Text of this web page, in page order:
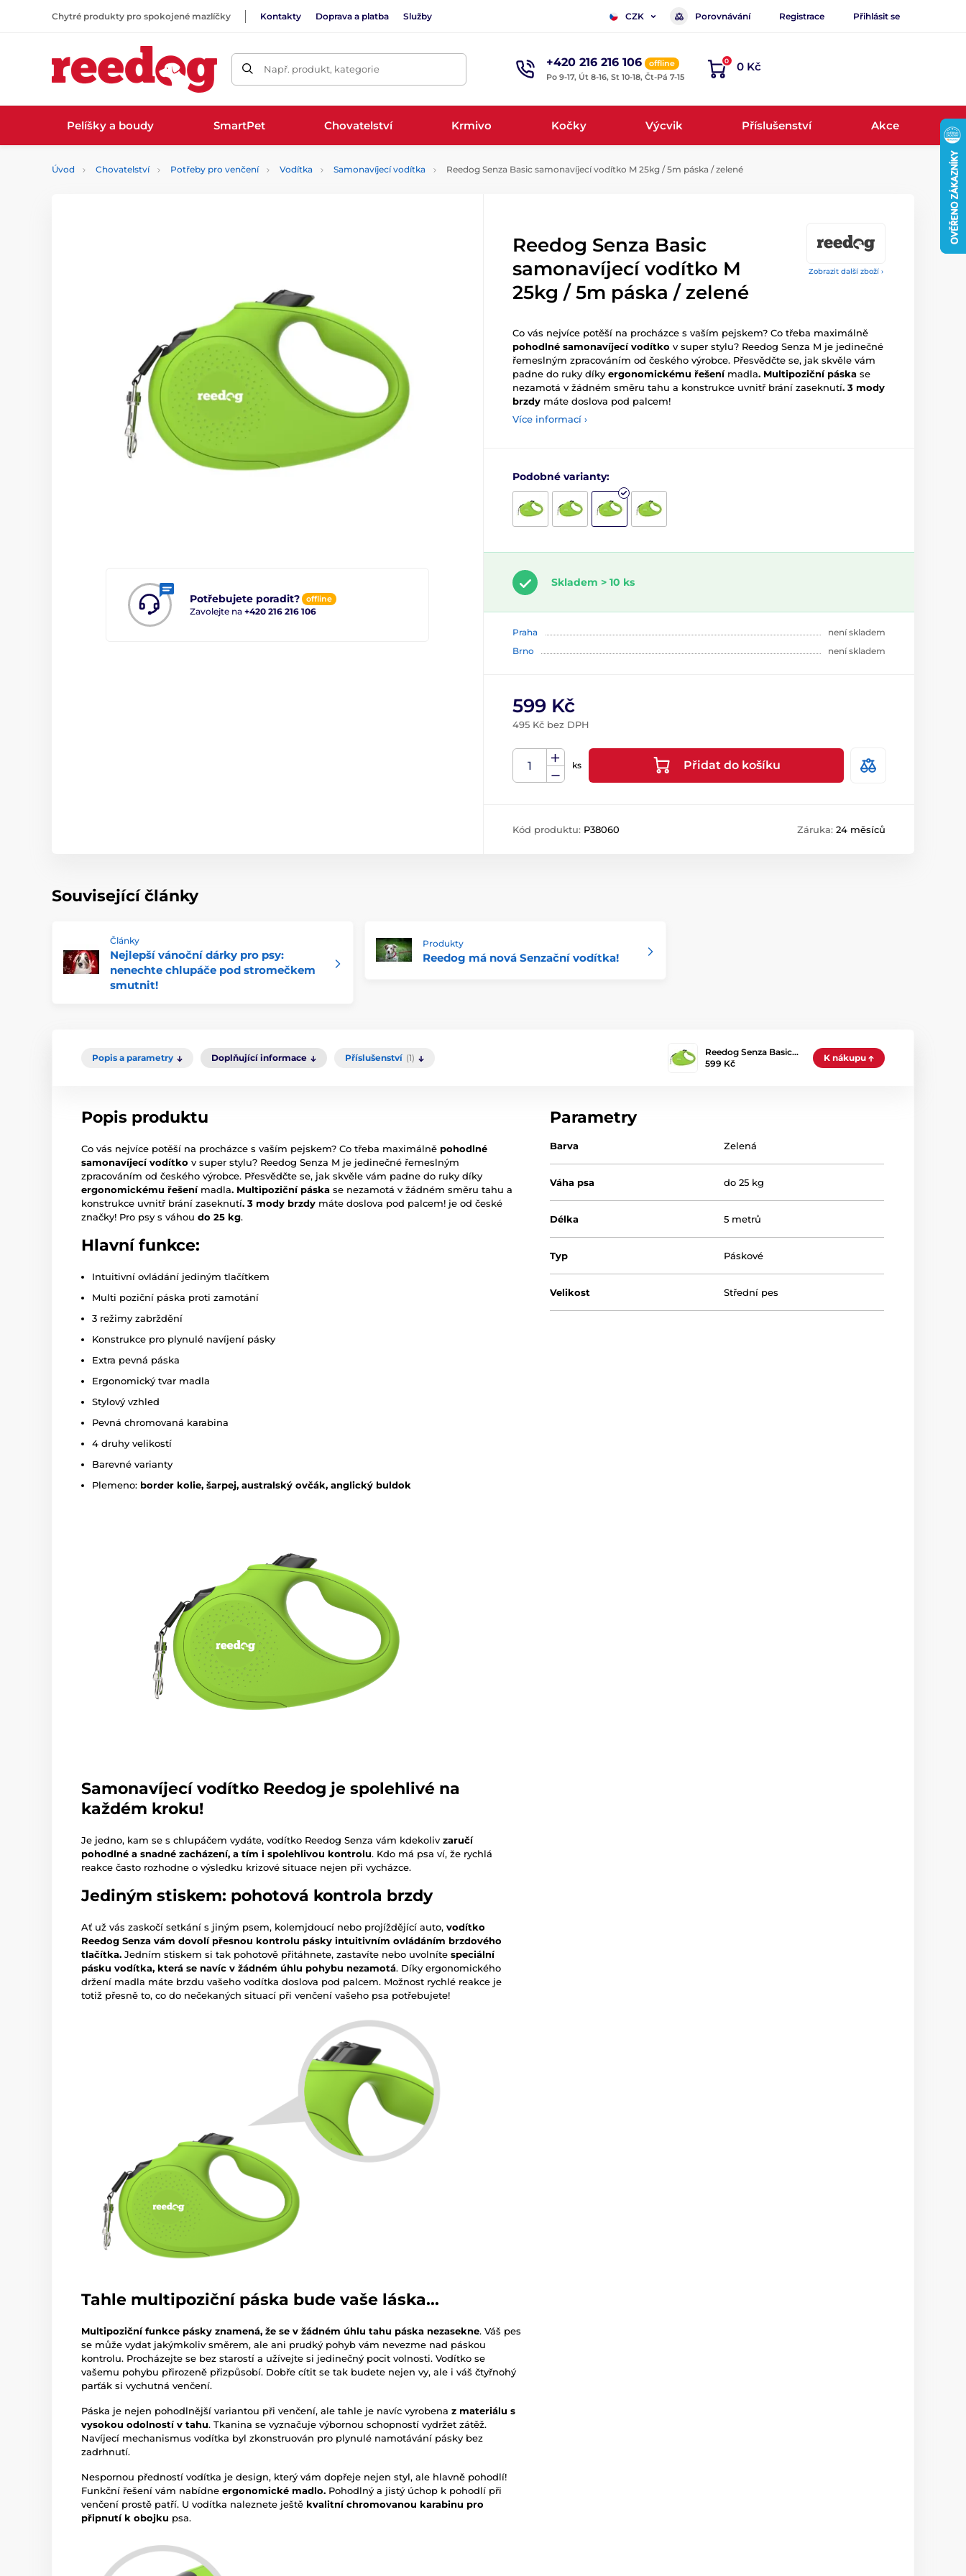
Chytré produkty pro spokojené mazlíčky Kontakty Doprava a platba Služby CZK Porovnávání Registrace Přihlásit se
Např. produkt, kategorie +420 216 216 106
offline
Po 9-17, Út 8-16, St 10-18, Čt-Pá 7-15
0 0 Kč
Pelíšky a boudy SmartPet Chovatelství Krmivo Kočky Výcvik Příslušenství Akce
Úvod Chovatelství Potřeby pro venčení Vodítka Samonavíjecí vodítka Reedog Senza Basic samonavíjecí vodítko M 25kg / 5m páska / zelené
Zobrazit další zboží ›
Potřebujete poradit? offline
Zavolejte na +420 216 216 106
Reedog Senza Basic
samonavíjecí vodítko M
25kg / 5m páska / zelené
Co vás nejvíce potěší na procházce s vaším pejskem? Co třeba maximálně
pohodlné samonavíjecí vodítko v super stylu? Reedog Senza M je jedinečné
řemeslným zpracováním od českého výrobce. Přesvědčte se, jak skvěle vám
padne do ruky díky ergonomickému řešenímadla. Multipoziční páska se
nezamotá v žádném směru tahu a konstrukce uvnitř brání zaseknutí. 3 mody
brzdy máte doslova pod palcem!
Více informací ›
Podobné varianty:
Skladem > 10 ks
Praha
není skladem
Brno
není skladem
599 Kč
495 Kč bez DPH
ks Přidat do košíku
Kód produktu: P38060 Záruka: 24 měsíců
Související články
Články
Nejlepší vánoční dárky pro psy:
nenechte chlupáče pod stromečkem
smutnit!
Produkty
Reedog má nová Senzační vodítka!
Popis a parametry Doplňující informace Příslušenství (1)
Reedog Senza Basic…
599 Kč
K nákupu
Popis produktu
Co vás nejvíce potěší na procházce s vaším pejskem? Co třeba maximálně pohodlné
samonavíjecí vodítko v super stylu? Reedog Senza M je jedinečné řemeslným
zpracováním od českého výrobce. Přesvědčte se, jak skvěle vám padne do ruky díky
ergonomickému řešenímadla. Multipoziční páska se nezamotá v žádném směru tahu a
konstrukce uvnitř brání zaseknutí. 3 mody brzdy máte doslova pod palcem! je od české
značky! Pro psy s váhou do 25 kg.
Hlavní funkce:
Intuitivní ovládání jediným tlačítkem
Multi poziční páska proti zamotání
3 režimy zabrždění
Konstrukce pro plynulé navíjení pásky
Extra pevná páska
Ergonomický tvar madla
Stylový vzhled
Pevná chromovaná karabina
4 druhy velikostí
Barevné varianty
Plemeno: border kolie, šarpej, australský ovčák, anglický buldok
Samonavíjecí vodítko Reedog je spolehlivé na
každém kroku!
Je jedno, kam se s chlupáčem vydáte, vodítko Reedog Senza vám kdekoliv zaručí
pohodlné a snadné zacházení, a tím i spolehlivou kontrolu. Kdo má psa ví, že rychlá
reakce často rozhodne o výsledku krizové situace nejen při vycházce.
Jediným stiskem: pohotová kontrola brzdy
Ať už vás zaskočí setkání s jiným psem, kolemjdoucí nebo projíždějící auto, vodítko
Reedog Senza vám dovolí přesnou kontrolu pásky intuitivním ovládáním brzdového
tlačítka. Jedním stiskem si tak pohotově přitáhnete, zastavíte nebo uvolníte speciální
pásku vodítka, která se navíc v žádném úhlu pohybu nezamotá. Díky ergonomického
držení madla máte brzdu vašeho vodítka doslova pod palcem. Možnost rychlé reakce je
totiž přesně to, co do nečekaných situací při venčení vašeho psa potřebujete!
Tahle multipoziční páska bude vaše láska...
Multipoziční funkce pásky znamená, že se v žádném úhlu tahu páska nezasekne. Váš pes
se může vydat jakýmkoliv směrem, ale ani prudký pohyb vám nevezme nad páskou
kontrolu. Procházejte se bez starostí a užívejte si jedinečný pocit volnosti. Vodítko se
vašemu pohybu přirozeně přizpůsobí. Dobře cítit se tak budete nejen vy, ale i váš čtyřnohý
parťák si vychutná venčení.
Páska je nejen pohodlnější variantou při venčení, ale tahle je navíc vyrobena z materiálu s
vysokou odolností v tahu. Tkanina se vyznačuje výbornou schopností vydržet zátěž.
Navíjecí mechanismus vodítka byl zkonstruován pro plynulé namotávání pásky bez
zadrhnutí.
Nespornou předností vodítka je design, který vám dopřeje nejen styl, ale hlavně pohodlí!
Funkční řešení vám nabídne ergonomické madlo. Pohodlný a jistý úchop k pohodlí při
venčení prostě patří. U vodítka naleznete ještě kvalitní chromovanou karabinu pro
připnutí k obojku psa.
Parametry
Barva Zelená
Váha psa do 25 kg
Délka 5 metrů
Typ Páskové
Velikost Střední pes